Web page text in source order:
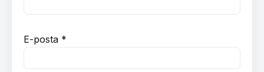
E-posta *